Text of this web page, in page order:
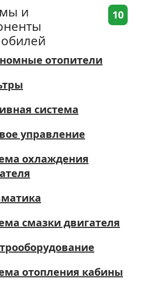
и
10
отопители
система
управление
охлаждения
смазки двигателя
отопления кабины